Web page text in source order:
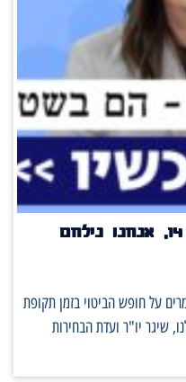
לא יסתמו את הפה לערוץ 14, אנחנו נילחם
תרצו שומרים על חופש הביטוי בזמן תקופת
שיגר יו"ר ועדת הבחירות